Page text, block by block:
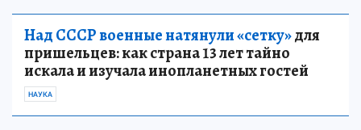
Над СССР военные натянули «сетку»для
пришельцев: как страна 13 лет тайно
искала и изучала инопланетных гостей
НАУКА